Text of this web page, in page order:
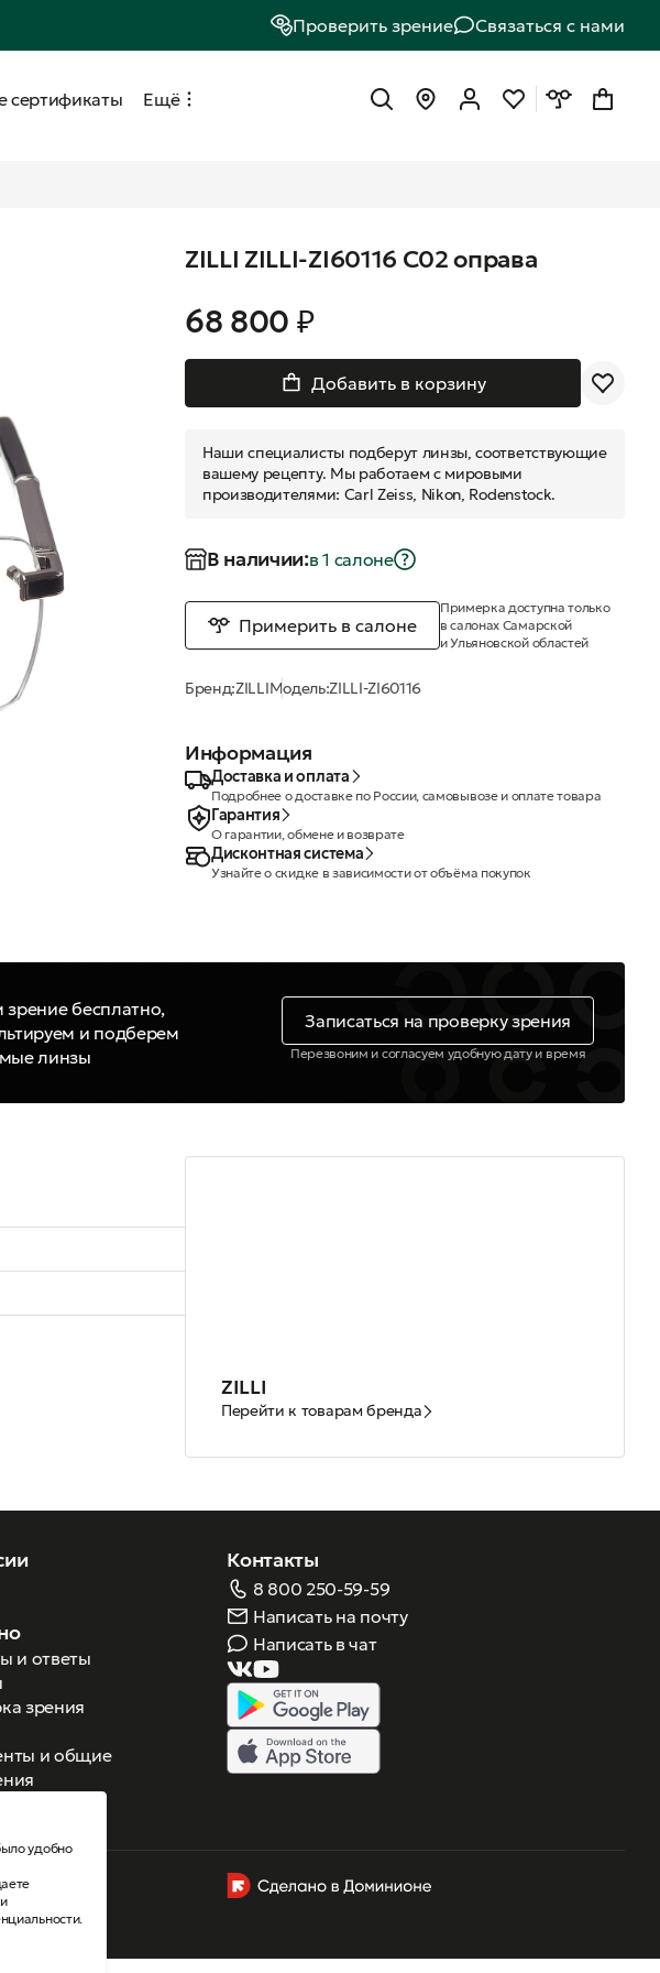
Проверить зрение Связаться с нами
сертификаты Ещё
ZILLI ZILLI-ZI60116 C02 оправа
68 800 ₽
Добавить в корзину
Наши специалисты подберут линзы, соответствующие
вашему рецепту. Мы работаем с мировыми
производителями: Carl Zeiss, Nikon, Rodenstock.
В наличии:в 1 салонe
Примерить в салоне
Примерка доступна только
в салонах Самарской
и Ульяновской областей
Бренд:ZILLIМодель:ZILLI-ZI60116
Информация
Доставка и оплата
Подробнее о доставке по России, самовывозе и оплате товара
Гарантия
О гарантии, обмене и возврате
Дисконтная система
Узнайте о скидке в зависимости от объёма покупок
бесплатно,
и подберем
линзы
Записаться на проверку зрения
Перезвоним и согласуем удобную дату и время
ZILLI
Перейти к товарам бренда
и ответы
зрения
и общие
Контакты
8 800 250-59-59
Написать на почту
Написать в чат
удобно
.